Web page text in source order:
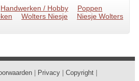
Handwerken / Hobby
Poppen
Wolters Niesje
Niesje Wolters
Privacy Copyright